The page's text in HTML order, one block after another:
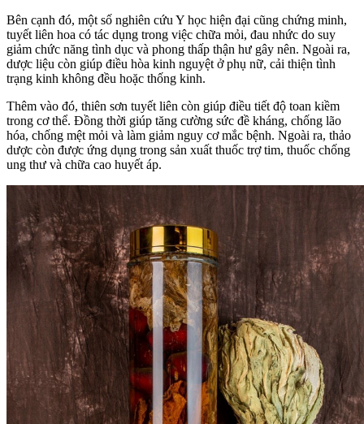
Bên cạnh đó, một số nghiên cứu Y học hiện đại cũng chứng minh,
tuyết liên hoa có tác dụng trong việc chữa mỏi, đau nhức do suy
giảm chức năng tình dục và phong thấp thận hư gây nên. Ngoài ra,
dược liệu còn giúp điều hòa kinh nguyệt ở phụ nữ, cải thiện tình
trạng kinh không đều hoặc thống kinh.
Thêm vào đó, thiên sơn tuyết liên còn giúp điều tiết độ toan kiềm
trong cơ thể. Đồng thời giúp tăng cường sức đề kháng, chống lão
hóa, chống mệt mỏi và làm giảm nguy cơ mắc bệnh. Ngoài ra, thảo
dược còn được ứng dụng trong sản xuất thuốc trợ tim, thuốc chống
ung thư và chữa cao huyết áp.